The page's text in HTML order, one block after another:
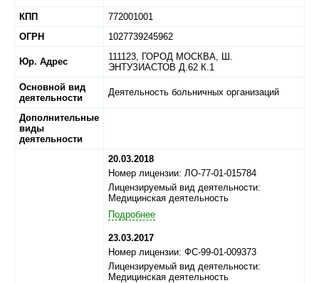
КПП
772001001
ОГРН
1027739245962
Юр. Адрес 111123, ГОРОД МОСКВА, Ш.
ЭНТУЗИАСТОВ Д.62 К.1
Основной вид
деятельности
Деятельность больничных организаций
Дополнительные
виды
деятельности
20.03.2018
Номер лицензии: ЛО-77-01-015784
Лицензируемый вид деятельности:
Медицинская деятельность
Подробнее
23.03.2017
Номер лицензии: ФС-99-01-009373
Лицензируемый вид деятельности:
Медицинская деятельность